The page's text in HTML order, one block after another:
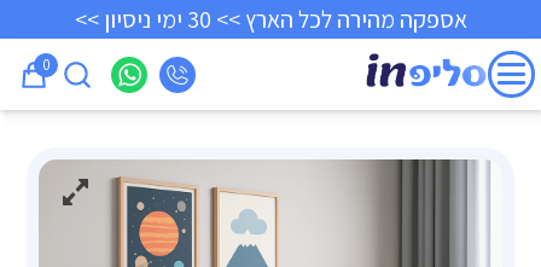
אספקה מהירה לכל הארץ >> 30 ימי ניסיון >>
0